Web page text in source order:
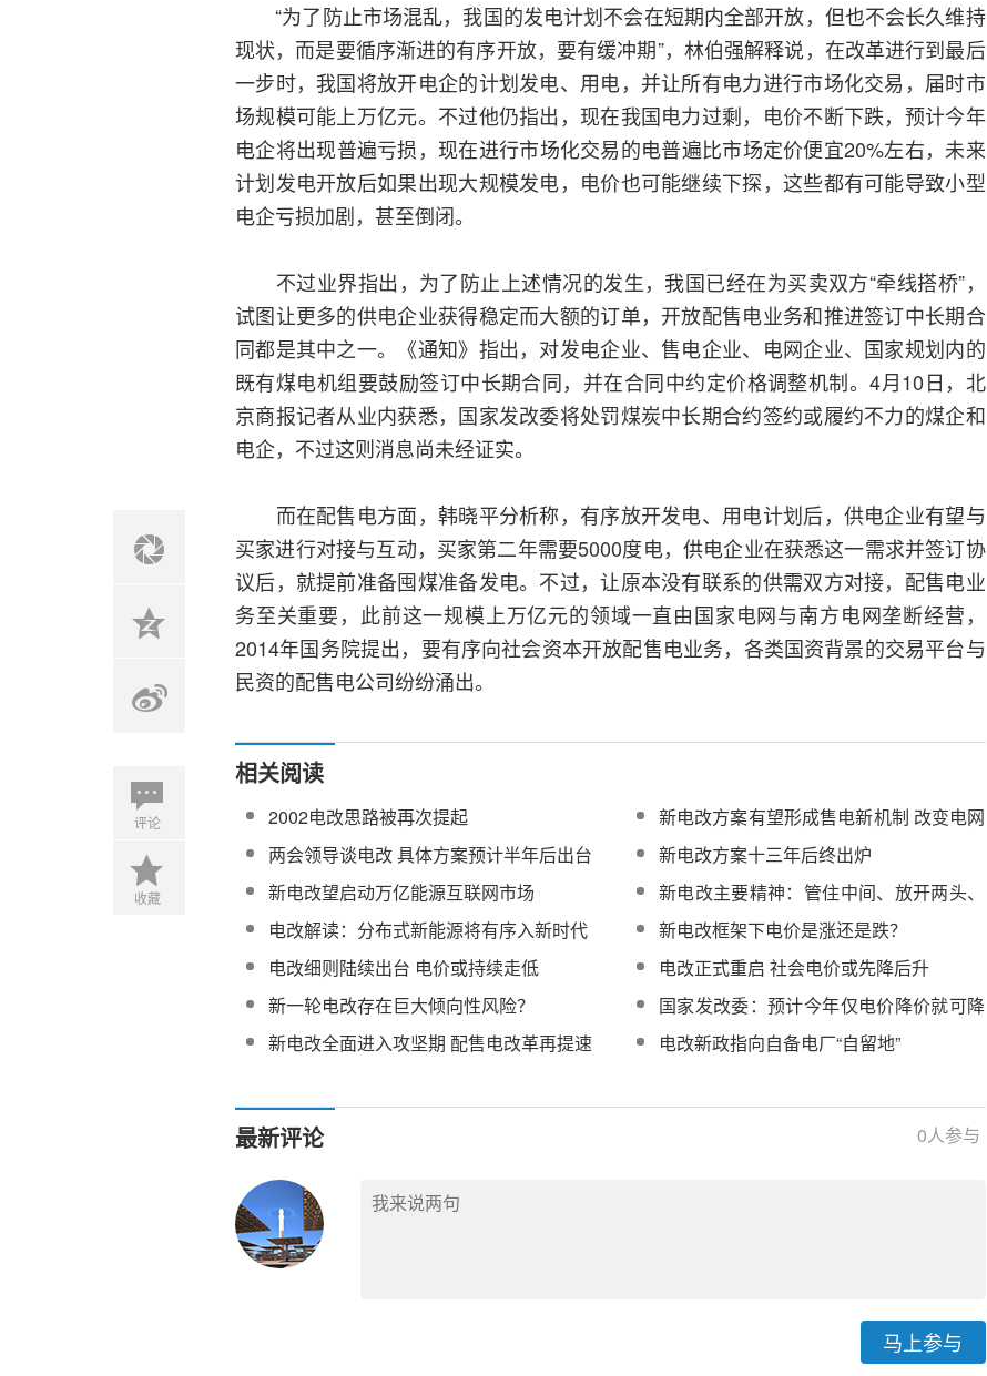
“为了防止市场混乱，我国的发电计划不会在短期内全部开放，但也不会长久维持
现状，而是要循序渐进的有序开放，要有缓冲期”，林伯强解释说，在改革进行到最后
一步时，我国将放开电企的计划发电、用电，并让所有电力进行市场化交易，届时市
场规模可能上万亿元。不过他仍指出，现在我国电力过剩，电价不断下跌，预计今年
电企将出现普遍亏损，现在进行市场化交易的电普遍比市场定价便宜20%左右，未来
计划发电开放后如果出现大规模发电，电价也可能继续下探，这些都有可能导致小型
电企亏损加剧，甚至倒闭。
不过业界指出，为了防止上述情况的发生，我国已经在为买卖双方“牵线搭桥”，
试图让更多的供电企业获得稳定而大额的订单，开放配售电业务和推进签订中长期合
同都是其中之一。《通知》指出，对发电企业、售电企业、电网企业、国家规划内的
既有煤电机组要鼓励签订中长期合同，并在合同中约定价格调整机制。4月10日，北
京商报记者从业内获悉，国家发改委将处罚煤炭中长期合约签约或履约不力的煤企和
电企，不过这则消息尚未经证实。
而在配售电方面，韩晓平分析称，有序放开发电、用电计划后，供电企业有望与
买家进行对接与互动，买家第二年需要5000度电，供电企业在获悉这一需求并签订协
议后，就提前准备囤煤准备发电。不过，让原本没有联系的供需双方对接，配售电业
务至关重要，此前这一规模上万亿元的领域一直由国家电网与南方电网垄断经营，
2014年国务院提出，要有序向社会资本开放配售电业务，各类国资背景的交易平台与
民资的配售电公司纷纷涌出。
评论
收藏
相关阅读
2002电改思路被再次提起
新电改方案有望形成售电新机制 改变电网
盈利模式
两会领导谈电改 具体方案预计半年后出台
新电改方案十三年后终出炉
新电改望启动万亿能源互联网市场
新电改主要精神：管住中间、放开两头、
多买多卖
电改解读：分布式新能源将有序入新时代
新电改框架下电价是涨还是跌？
电改细则陆续出台 电价或持续走低
电改正式重启 社会电价或先降后升
新一轮电改存在巨大倾向性风险？
国家发改委：预计今年仅电价降价就可降
成本1000亿元
新电改全面进入攻坚期 配售电改革再提速 电改新政指向自备电厂“自留地”
最新评论 0人参与
马上参与